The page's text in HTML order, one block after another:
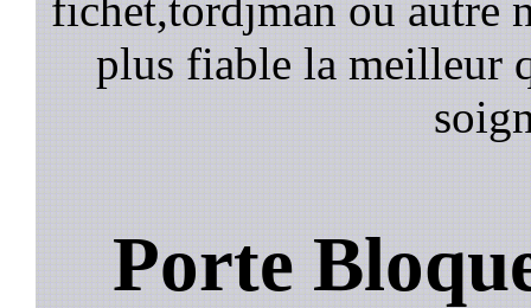
plus fiable la meilleur
Porte